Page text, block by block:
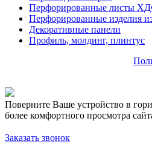
Перфорированные листы
Перфорированные изделия
Декоративные панели
Профиль, молдинг, плинтус
Поверните Ваше устройство в
более комфортного просмотра
Заказать звонок